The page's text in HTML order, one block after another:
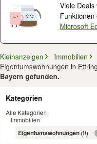
Viele
Microsoft
Kleinanzeigen
Immobilien
Eigentumswohnungen in
Bayern gefunden.
Kategorien
Alle Kategorien
Immobilien
Eigentumswohnungen (0)